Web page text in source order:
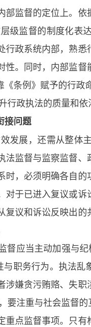
监督的定位上。
级监督的制度化表
政系统内部，熟
。同时，内部监督
条例》赋予的行政
政执法的质量和依
接问题
发展，还需从整体
监督与监察监督
，必须明确各自
于已进入复议或诉
议和诉讼反映出
应当主动加强与
职务行为。执法
嫌贪污贿赂、失
要注重与社会监督
点监督事项。只